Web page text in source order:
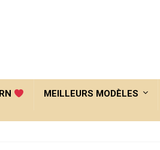
MEILLEURS MODÈLES